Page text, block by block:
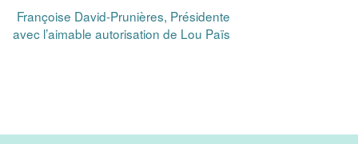
Françoise David-Prunières, Présidente
avec l’aimable autorisation de Lou Païs